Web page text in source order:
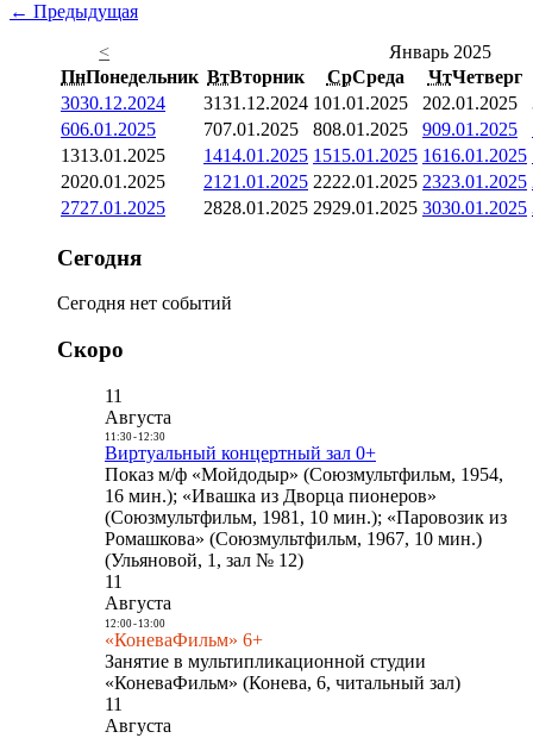
← Предыдущая
<
Январь 2025
ПнПонедельник ВтВторник СрСреда ЧтЧетверг
3030.12.2024 3131.12.2024 101.01.2025 202.01.2025
606.01.2025 707.01.2025 808.01.2025 909.01.2025
1313.01.2025 1414.01.2025 1515.01.2025 1616.01.2025
2020.01.2025 21 21.01.2025 2222.01.2025 2323.01.2025
2727.01.2025 2828.01.2025 2929.01.2025 3030.01.2025
Сегодня
Сегодня нет событий
Скоро
11
Августа
11:30- 12:30
Виртуальный концертный зал 0+
Показ м/ф «Мойдодыр» (Союзмультфильм, 1954,
16 мин.); «Ивашка из Дворца пионеров»
(Союзмультфильм, 1981, 10 мин.); «Паровозик из
Ромашкова» (Союзмультфильм, 1967, 10 мин.)
(Ульяновой, 1, зал № 12)
11
Августа
12:00- 13:00
«КоневаФильм» 6+
Занятие в мультипликационной студии
«КоневаФильм» (Конева, 6, читальный зал)
11
Августа